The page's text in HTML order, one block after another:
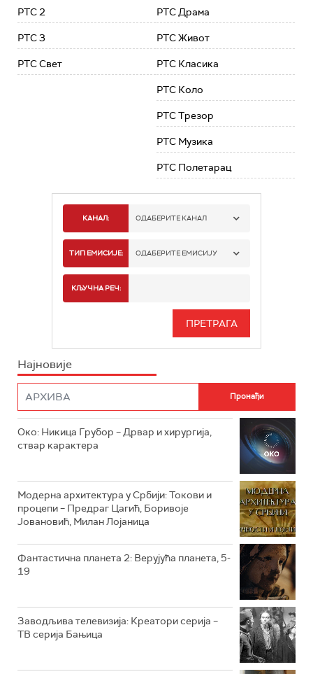
РТС 2
РТС 3
РТС Свет
РТС Драма
РТС Живот
РТС Класика
РТС Коло
РТС Трезор
РТС Музика
РТС Полетарац
КАНАЛ: ОДАБЕРИТЕ КАНАЛ
РТС 1
РТС 3
РТС ЖИВОТ
РТС КОЛО
ТИП ЕМИСИЈЕ: ОДАБЕРИТЕ ЕМИСИЈУ
ИНФО
КЉУЧНА РЕЧ:
Најновије
Око: Никица Грубор – Дрвар и хирургија,
ствар карактера
Модерна архитектура у Србији: Токови и
процепи – Предраг Цагић, Боривоје
Јовановић, Милан Лојаница
Фантастична планета 2: Верујућа планета, 5-
19
Заводљива телевизија: Креатори серија –
ТВ серија Бањица